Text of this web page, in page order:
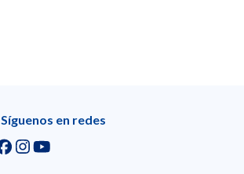
Síguenos en redes